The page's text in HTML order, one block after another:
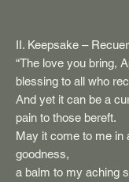
II. Keepsake –
“The love you bring,
blessing to all who
And yet it can be a
pain to those bereft.
May it come to me in
goodness,
a balm to my aching